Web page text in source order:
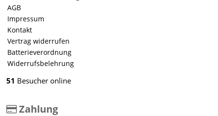
AGB
Impressum
Kontakt
Vertrag widerrufen
Batterieverordnung
Widerrufsbelehrung
51 Besucher online
Zahlung